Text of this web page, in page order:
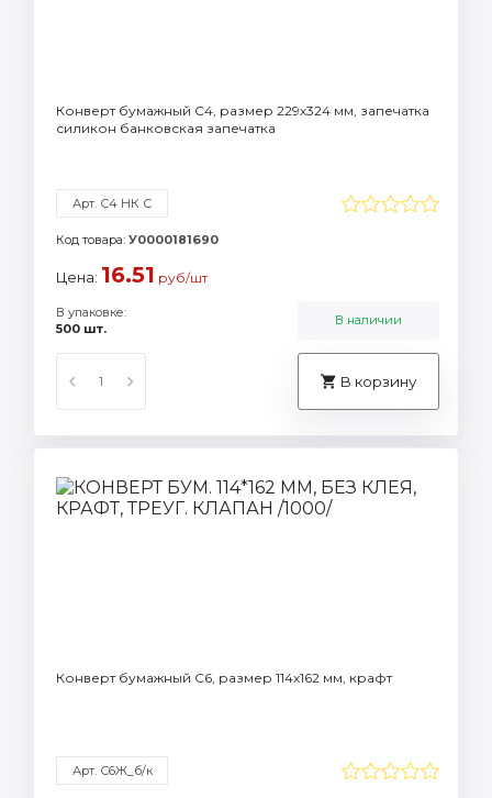
Конверт бумажный C4, размер 229х324 мм, запечатка
силикон банковская запечатка
Арт. С4 НК С
Код товара: У0000181690
Цена: 16.51 руб/шт
В упаковке:
500 шт.
В наличии
В корзину
Конверт бумажный C6, размер 114х162 мм, крафт
Арт. С6Ж_б/к